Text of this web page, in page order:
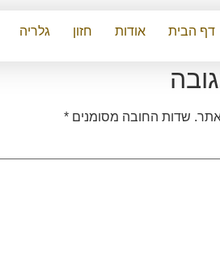
דף הבית אודות חזון גלריה
שדות החובה מסומנים *